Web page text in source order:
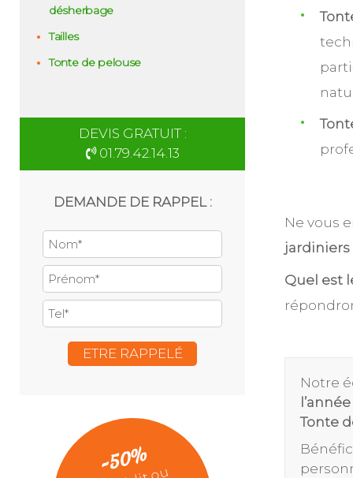
désherbage
Tailles
Tonte de pelouse
DEVIS GRATUIT :
01.79.42.14.13
DEMANDE DE RAPPEL :
-50%
Ne vous
jardiniers
Quel est
Notre
l’année
Tonte